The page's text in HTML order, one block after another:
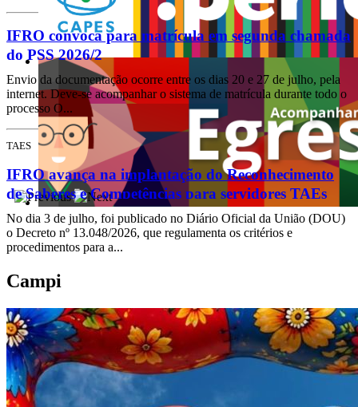
IFRO convoca para matrícula em segunda chamada
do PSS 2026/2
Envio da documentação ocorre entre os dias 20 e 27 de julho, pela
internet. Deve-se acompanhar o sistema de matrícula durante todo o
processo O...
TAES
IFRO avança na implantação do Reconhecimento
de Saberes e Competências para servidores TAEs
No dia 3 de julho, foi publicado no Diário Oficial da União (DOU)
o Decreto nº 13.048/2026, que regulamenta os critérios e
procedimentos para a...
Campi